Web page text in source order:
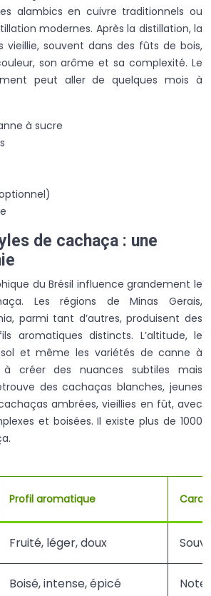
alambics en cuivre traditionnels ou
modernes. Après la distillation, la
vieillie, souvent dans des fûts de bois,
son arôme et sa complexité. Le
peut aller de quelques mois à
à sucre
de cachaça : une
du Brésil influence grandement le
Les régions de Minas Gerais,
parmi tant d’autres, produisent des
aromatiques distincts. L’altitude, le
et même les variétés de canne à
créer des nuances subtiles mais
des cachaças blanches, jeunes
ambrées, vieillies en fût, avec
et boisées. Il existe plus de 1000
Profil aromatique
Fruité, léger, doux
Boisé, intense, épicé